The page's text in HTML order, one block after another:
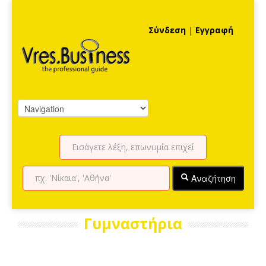
Σύνδεση | Εγγραφή
Αναζήτηση
Γυμναστήρια